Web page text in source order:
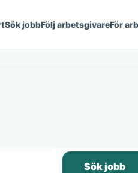
Sök jobbFölj arbetsgivareFör
Sök jobb